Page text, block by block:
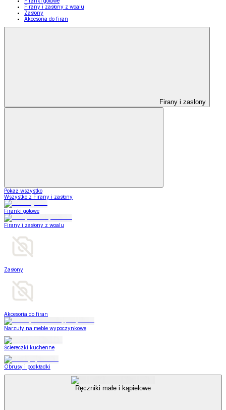
Firany i zasłony z woalu
Zasłony
Akcesoria do firan
Firany i zasłony
Pokaż wszystko
Wszystko z Firany i zasłony
Firanki gotowe
Firany i zasłony z woalu
Zasłony
Akcesoria do firan
Narzuty na meble wypoczynkowe
Ściereczki kuchenne
Obrusy i podkładki
Ręczniki małe i kąpielowe